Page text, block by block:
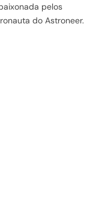
pelos
do Astroneer.